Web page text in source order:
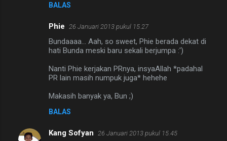
BALAS
Phie 26 Januari 2013 pukul 15.27
Bundaaaa... Aah, so sweet, Phie berada dekat di
hati Bunda meski baru sekali berjumpa :')
Nanti Phie kerjakan PRnya, insyaAllah *padahal
PR lain masih numpuk juga* hehehe
Makasih banyak ya, Bun ;)
BALAS
Kang Sofyan 26 Januari 2013 pukul 15.45